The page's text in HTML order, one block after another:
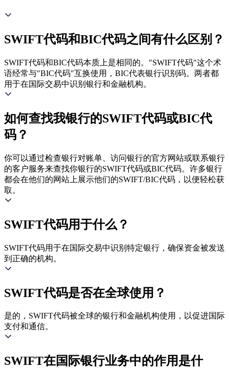
SWIFT代码和BIC代码之间有什么区别？
SWIFT代码和BIC代码本质上是相同的。"SWIFT代码"这个术
语经常与"BIC代码"互换使用，BIC代表银行识别码。两者都
用于在国际交易中识别银行和金融机构。
如何查找我银行的SWIFT代码或BIC代
码？
你可以通过检查银行对账单、访问银行的官方网站或联系银行
的客户服务来查找你银行的SWIFT代码或BIC代码。许多银行
都会在他们的网站上展示他们的SWIFT/BIC代码，以便轻松获
取。
SWIFT代码用于什么？
SWIFT代码用于在国际交易中识别特定银行，确保资金被发送
到正确的机构。
SWIFT代码是否在全球使用？
是的，SWIFT代码被全球的银行和金融机构使用，以促进国际
支付和通信。
SWIFT在国际银行业务中的作用是什